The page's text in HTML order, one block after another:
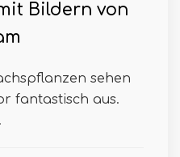
Bildern von
sehen
fantastisch aus.